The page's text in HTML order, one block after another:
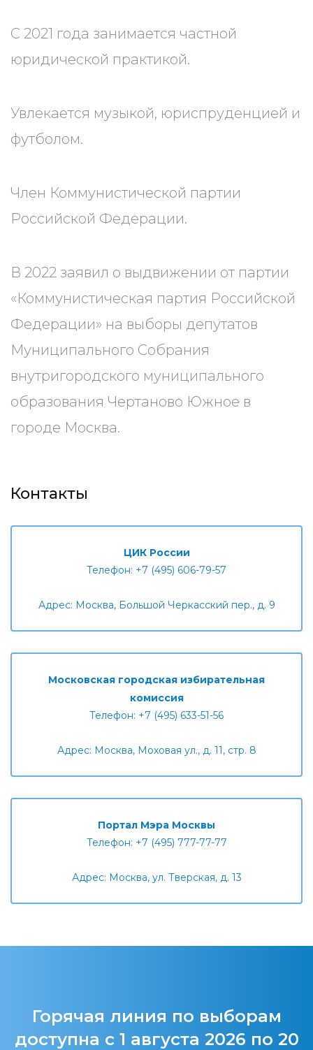
С 2021 года занимается частной
юридической практикой.
Увлекается музыкой, юриспруденцией и
футболом.
Член Коммунистической партии
Российской Федерации.
В 2022 заявил о выдвижении от партии
«Коммунистическая партия Российской
Федерации» на выборы депутатов
Муниципального Собрания
внутригородского муниципального
образования Чертаново Южное в
городе Москва.
Контакты
ЦИК России
Телефон: +7 (495) 606-79-57
Адрес: Москва, Большой Черкасский пер., д. 9
Московская городская избирательная
комиссия
Телефон: +7 (495) 633-51-56
Адрес: Москва, Моховая ул., д. 11, стр. 8
Портал Мэра Москвы
Телефон: +7 (495) 777-77-77
Адрес: Москва, ул. Тверская, д. 13
Горячая линия по выборам
доступна с 1 августа 2026 по 20